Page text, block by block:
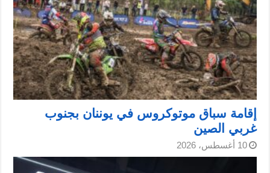
إقامة سباق موتوكروس في يوننان بجنوب
غربي الصين
10 أغسطس، 2026